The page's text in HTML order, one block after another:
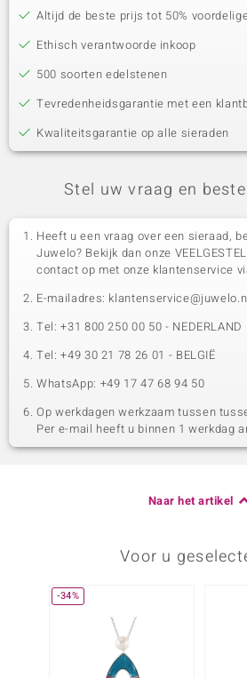
Altijd de beste prijs tot 50%
Ethisch verantwoorde inkoop
500 soorten edelstenen
Tevredenheidsgarantie met een
Kwaliteitsgarantie op alle sieraden
Stel uw vraag en
Heeft u een vraag over een sieraad,
Juwelo? Bekijk dan onze
contact op met onze klantenservice
E-mailadres:
Tel: +31 800 250 00 50 - NEDERLAND
Tel: +49 30 21 78 26 01 - BELGIË
WhatsApp: +49 17 47 68 94 50
Op werkdagen werkzaam tussen
Per e-mail heeft u binnen 1 werkdag
Naar het artikel
Voor u
-34%